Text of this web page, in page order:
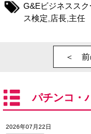
G&Eビジネスス
ス検定 店長 主任
＜ 前
パチンコ・
2026年07月22日